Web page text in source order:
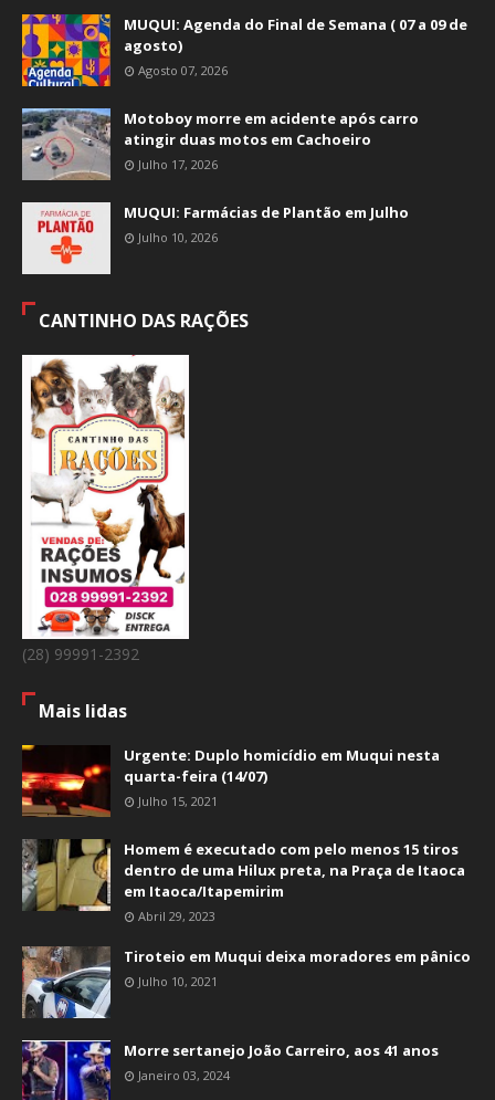
MUQUI: Agenda do Final de Semana ( 07 a 09 de
agosto)
Agosto 07, 2026
Motoboy morre em acidente após carro
atingir duas motos em Cachoeiro
Julho 17, 2026
MUQUI: Farmácias de Plantão em Julho
Julho 10, 2026
CANTINHO DAS RAÇÕES
(28) 99991-2392
Mais lidas
Urgente: Duplo homicídio em Muqui nesta
quarta-feira (14/07)
Julho 15, 2021
Homem é executado com pelo menos 15 tiros
dentro de uma Hilux preta, na Praça de Itaoca
em Itaoca/Itapemirim
Abril 29, 2023
Tiroteio em Muqui deixa moradores em pânico
Julho 10, 2021
Morre sertanejo João Carreiro, aos 41 anos
Janeiro 03, 2024